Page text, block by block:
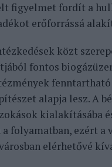
figyelmet fordít a
erőforrássá
közt
fontos
alapja lesz. A
kialakításába
folyamatban, ezért a
elérhetővé